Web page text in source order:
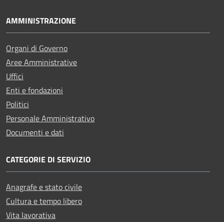
AMMINISTRAZIONE
Organi di Governo
Aree Amministrative
Uffici
Enti e fondazioni
Politici
Personale Amministrativo
Documenti e dati
CATEGORIE DI SERVIZIO
Anagrafe e stato civile
Cultura e tempo libero
Vita lavorativa